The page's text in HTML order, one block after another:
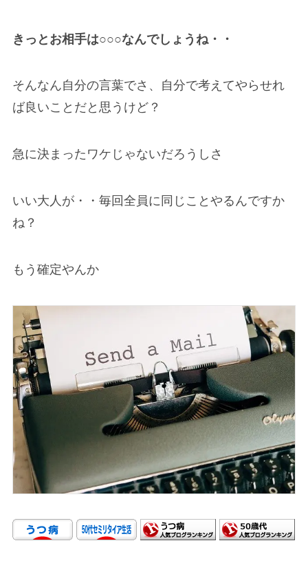
きっとお相手は○○○なんでしょうね・・
そんなん自分の言葉でさ、自分で考えてやらせれ
ば良いことだと思うけど？
急に決まったワケじゃないだろうしさ
いい大人が・・毎回全員に同じことやるんですか
ね？
もう確定やんか